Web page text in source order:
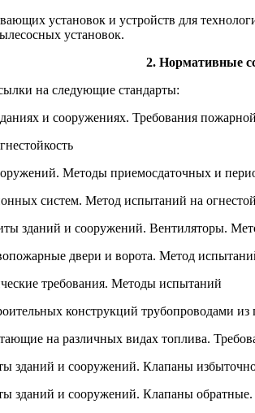
установок и устройств для
установок.
2. Нормативные
на следующие стандарты:
и сооружениях. Требования пожарной
Методы приемосдаточных и
систем. Метод испытаний на
зданий и сооружений. Вентиляторы.
двери и ворота. Метод
требования. Методы испытаний
конструкций трубопроводами
на различных видах топлива.
и сооружений. Клапаны
и сооружений. Клапаны обратные.